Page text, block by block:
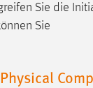
Sie die
Sie
die